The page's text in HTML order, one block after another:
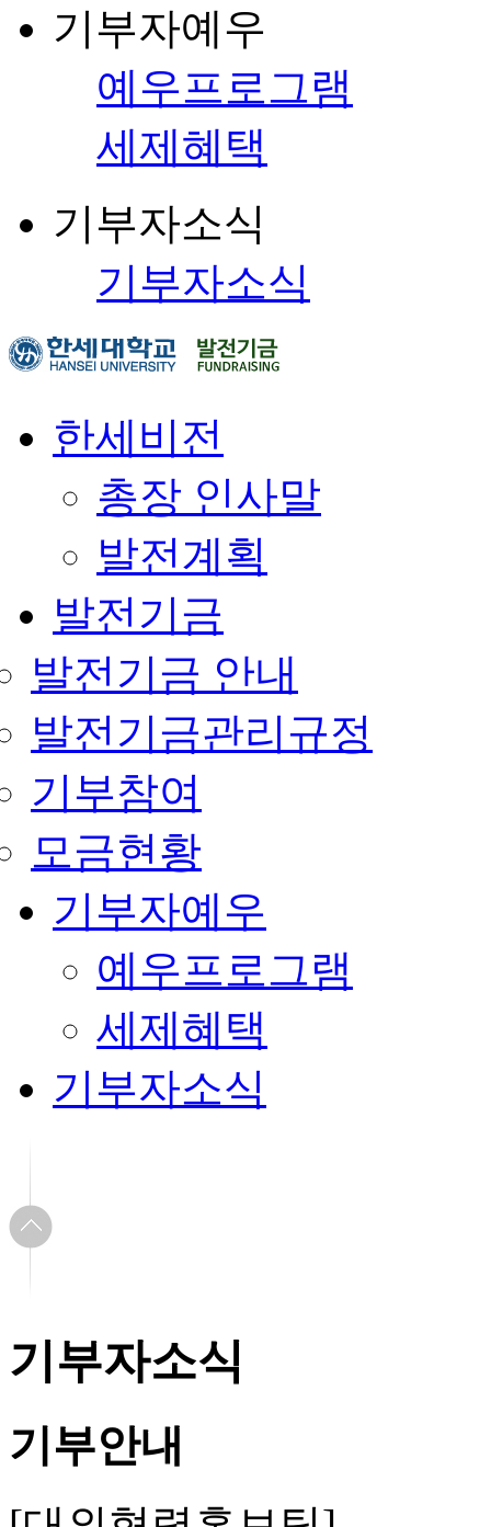
기부자예우
예우프로그램
세제혜택
기부자소식
기부자소식
한세비전
총장 인사말
발전계획
발전기금
발전기금 안내
발전기금관리규정
기부참여
모금현황
기부자예우
예우프로그램
세제혜택
기부자소식
기부자소식
기부안내